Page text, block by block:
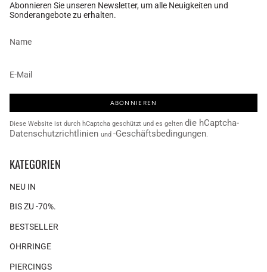
Abonnieren Sie unseren Newsletter, um alle Neuigkeiten und
Sonderangebote zu erhalten.
ABONNIEREN
Diese Website ist durch hCaptcha geschützt und es gelten die hCaptcha-
Datenschutzrichtlinien und -Geschäftsbedingungen.
KATEGORIEN
NEU IN
BIS ZU -70%.
BESTSELLER
OHRRINGE
PIERCINGS